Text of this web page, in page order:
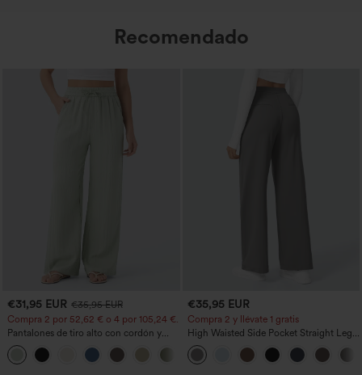
Recomendado
€31,95 EUR €35,95 EUR
Compra 2 por 52,62 € o 4 por 105,24 €.
Pantalones de tiro alto con cordón y
bolsillos, pernera ancha, holgados y de
estilo casual con tacto de lino.
+15
€35,95 EUR
Compra 2 y llévate 1 gratis
High Waisted Side Pocket Straight Leg
Work Pants